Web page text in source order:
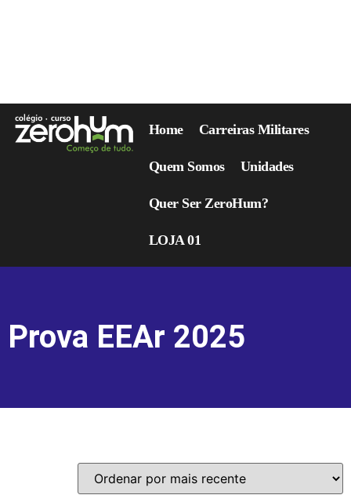
Home Carreiras Militares
Quem Somos Unidades
Quer Ser ZeroHum?
LOJA 01
Prova EEAr 2025